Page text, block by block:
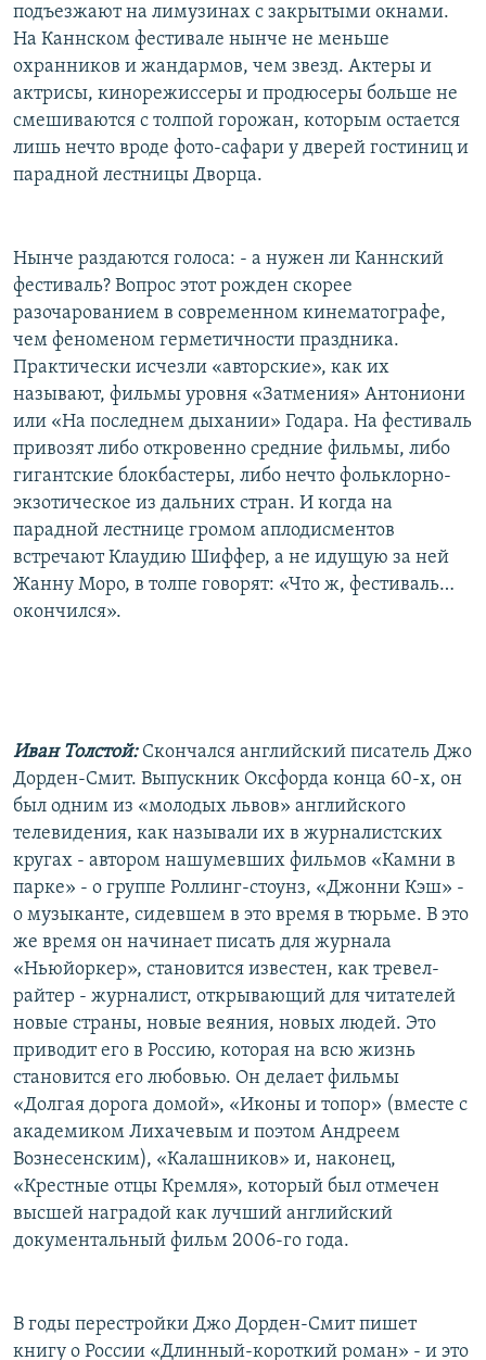
подъезжают на лимузинах с закрытыми окнами.
На Каннском фестивале нынче не меньше
охранников и жандармов, чем звезд. Актеры и
актрисы, кинорежиссеры и продюсеры больше не
смешиваются с толпой горожан, которым остается
лишь нечто вроде фото-сафари у дверей гостиниц и
парадной лестницы Дворца.
Нынче раздаются голоса: - а нужен ли Каннский
фестиваль? Вопрос этот рожден скорее
разочарованием в современном кинематографе,
чем феноменом герметичности праздника.
Практически исчезли «авторские», как их
называют, фильмы уровня «Затмения» Антониони
или «На последнем дыхании» Годара. На фестиваль
привозят либо откровенно средние фильмы, либо
гигантские блокбастеры, либо нечто фольклорно-
экзотическое из дальних стран. И когда на
парадной лестнице громом аплодисментов
встречают Клаудию Шиффер, а не идущую за ней
Жанну Моро, в толпе говорят: «Что ж, фестиваль…
окончился».
Иван Толстой: Скончался английский писатель Джо
Дорден-Смит. Выпускник Оксфорда конца 60-х, он
был одним из «молодых львов» английского
телевидения, как называли их в журналистских
кругах - автором нашумевших фильмов «Камни в
парке» - о группе Роллинг-стоунз, «Джонни Кэш» -
о музыканте, сидевшем в это время в тюрьме. В это
же время он начинает писать для журнала
«Ньюйоркер», становится известен, как тревел-
райтер - журналист, открывающий для читателей
новые страны, новые веяния, новых людей. Это
приводит его в Россию, которая на всю жизнь
становится его любовью. Он делает фильмы
«Долгая дорога домой», «Иконы и топор» (вместе с
академиком Лихачевым и поэтом Андреем
Вознесенским), «Калашников» и, наконец,
«Крестные отцы Кремля», который был отмечен
высшей наградой как лучший английский
документальный фильм 2006-го года.
В годы перестройки Джо Дорден-Смит пишет
книгу о России «Длинный-короткий роман» - и это